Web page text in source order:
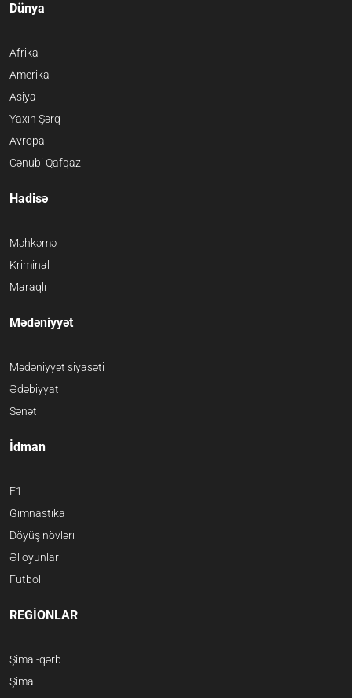
Dünya
Afrika
Amerika
Asiya
Yaxın Şərq
Avropa
Cənubi Qafqaz
Hadisə
Məhkəmə
Kriminal
Maraqlı
Mədəniyyət
Mədəniyyət siyasəti
Ədəbiyyat
Sənət
İdman
F1
Gimnastika
Döyüş növləri
Əl oyunları
Futbol
REGİONLAR
Şimal-qərb
Şimal